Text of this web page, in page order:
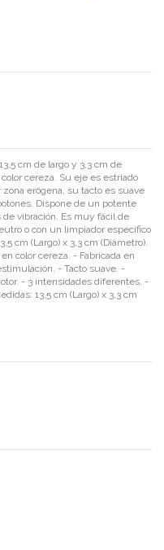
cm de largo y 3,3 cm de
cereza. Su eje es estriado
erógena, su tacto es suave
Dispone de un potente
vibración. Es muy fácil de
o con un limpiador específico
cm (Largo) x 3,3 cm (Diámetro).
color cereza. - Fabricada en
- Tacto suave. -
- 3 intensidades diferentes. -
13,5 cm (Largo) x 3,3 cm